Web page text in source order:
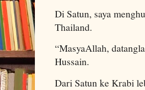
Di Satun, saya
Thailand.
“MasyaAllah,
Hussain.
Dari Satun ke Krabi